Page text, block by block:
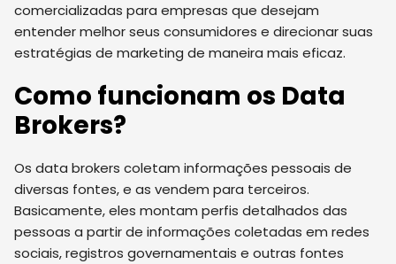
comercializadas para empresas que desejam
entender melhor seus consumidores e direcionar suas
estratégias de marketing de maneira mais eficaz.
Como funcionam os Data
Brokers?
Os data brokers coletam informações pessoais de
diversas fontes, e as vendem para terceiros.
Basicamente, eles montam perfis detalhados das
pessoas a partir de informações coletadas em redes
sociais, registros governamentais e outras fontes